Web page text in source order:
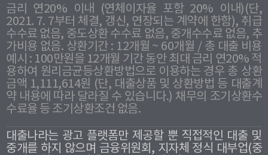
금리 연20% 이내 (연체이자율 포함 20% 이내)(단,
2021. 7. 7부터 체결, 갱신, 연장되는 계약에 한함), 취급
수수료 없음, 중도상환 수수료 없음, 중개수수료 없음, 추
가비용 없음. 상환기간 : 12개월 ~ 60개월 / 총 대출 비용
예시 : 100만원을 12개월 기간 동안 최대 금리 연20% 적
용하여 원리금균등상환방법으로 이용하는 경우 총 상환
금액 1,111,614원 (단, 대출상품 및 상환방법 등 대출계
약 내용에 따라 달라질 수 있습니다.) 채무의 조기상환수
수료율 등 조기상환조건 없음.
대출나라는 광고 플랫폼만 제공할 뿐 직접적인 대출 및
중개를 하지 않으며 금융위원회, 지자체 정식 대부업(중